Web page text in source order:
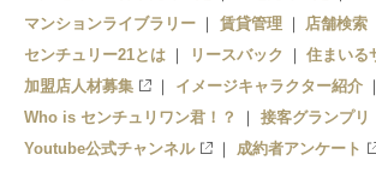
マンションライブラリー
賃貸管理
店舗検索
センチュリー21とは
リースバック
住まいる
加盟店人材募集
イメージキャラクター紹介
Who is センチュリワン君！？
接客グランプリ
Youtube公式チャンネル
成約者アンケート